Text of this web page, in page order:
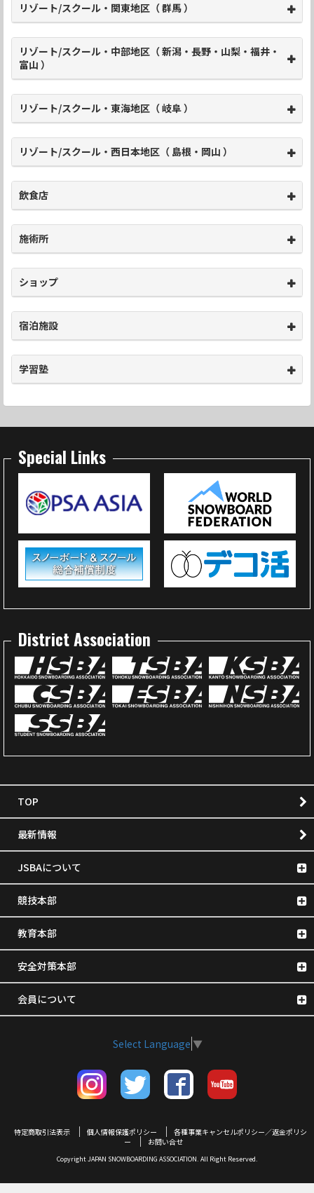
リゾート/スクール・関東地区（ 群馬 ）
リゾート/スクール・中部地区（ 新潟・長野・山梨・福井・
富山 ）
リゾート/スクール・東海地区（ 岐阜 ）
リゾート/スクール・西日本地区（ 島根・岡山 ）
飲食店
施術所
ショップ
宿泊施設
学習塾
Special Links
District Association
TOP
最新情報
JSBAについて
競技本部
教育本部
安全対策本部
会員について
Select Language ▼
特定商取引法表示 個人情報保護ポリシー
各種事業キャンセルポリシー／返金ポリシ
ー
お問い合せ
Copyright JAPAN SNOWBOARDING ASSOCIATION. All Right Reserved.